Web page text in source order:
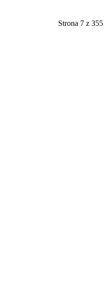
Strona 7 z 355